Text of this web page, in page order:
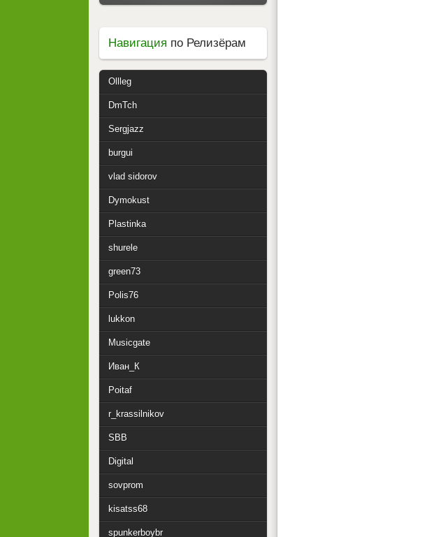
Навигация по Релизёрам
Ollleg
DmTch
Sergjazz
burgui
vlad sidorov
Dymokust
Plastinka
shurele
green73
Polis76
lukkon
Musicgate
Иван_К
Poitaf
r_krassilnikov
SBB
Digital
sovprom
kisatss68
spunkerboybr